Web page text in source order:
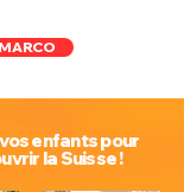
enfants pour
la Suisse !